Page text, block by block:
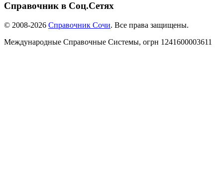
Справочник в Соц.Сетях
© 2008-2026 Справочник Сочи. Все права защищены.
Международные Справочные Системы, огрн 1241600003611